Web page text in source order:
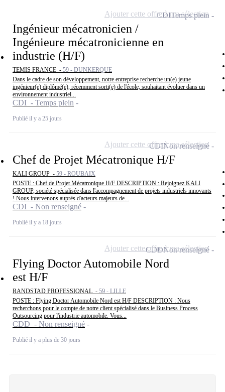
Ingénieur mécatronicien /
Ingénieure mécatronicienne en
industrie (H/F)
TEMIS FRANCE - 59 - DUNKERQUE
Dans le cadre de son développement, notre entreprise recherche un(e) jeune
ingénieur(e) diplômé(e), récemment sorti(e) de l'école, souhaitant évoluer dans un
environnement industriel...
CDI - Temps plein
Publié il y a 25 jours
CDITemps plein
Ajouter cette offre à ma sélection
Chef de Projet Mécatronique H/F
KALI GROUP - 59 - ROUBAIX
POSTE : Chef de Projet Mécatronique H/F DESCRIPTION : Rejoignez KALI
GROUP, société spécialisée dans l'accompagnement de projets industriels innovants
! Nous intervenons auprès d'acteurs majeurs de...
CDI - Non renseigné
Publié il y a 18 jours
CDINon renseigné
Ajouter cette offre à ma sélection
Flying Doctor Automobile Nord
est H/F
RANDSTAD PROFESSIONAL - 59 - LILLE
POSTE : Flying Doctor Automobile Nord est H/F DESCRIPTION : Nous
recherchons pour le compte de notre client spécialisé dans le Business Process
Outsourcing pour l'industrie automobile. Vous...
CDD - Non renseigné
Publié il y a plus de 30 jours
CDDNon renseigné
Ajouter cette offre à ma sélection